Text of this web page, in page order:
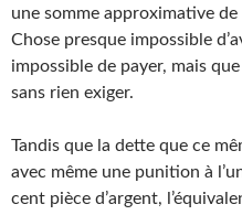
une somme approximative
Chose presque impossible
impossible de payer, mais
sans rien exiger.
Tandis que la dette que ce
avec même une punition à
cent pièce d’argent,